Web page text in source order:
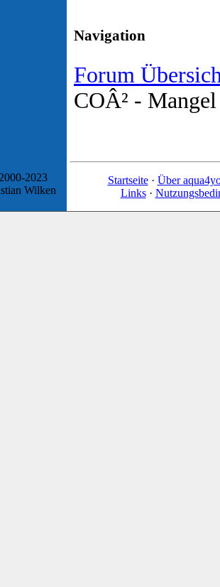
Navigation
Forum
COÂ² - Mangel
2023
Wilken
Startseite· Über
Links·